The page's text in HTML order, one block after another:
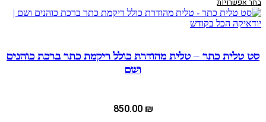
סט טלית כתר – טלית מהודרת כולל ריקמת כתר ברכת כוהנים
ושם
850.00 ₪